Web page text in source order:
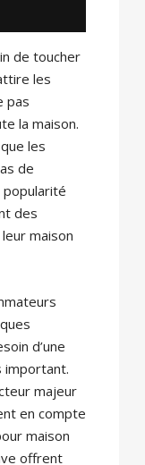
de toucher
les
pas
la maison.
les
de
des
maison
d’une
important.
majeur
en compte
maison
offrent